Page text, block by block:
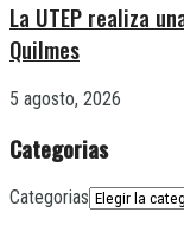
La UTEP realiza
Quilmes
5 agosto, 2026
Categorias
Categorias